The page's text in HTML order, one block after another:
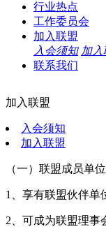
行业热点
工作委员会
加入联盟
入会须知 加
联系我们
加入联盟
入会须知
加入联盟
（一）联盟成员单
1、享有联盟伙伴单
2、可成为联盟理事